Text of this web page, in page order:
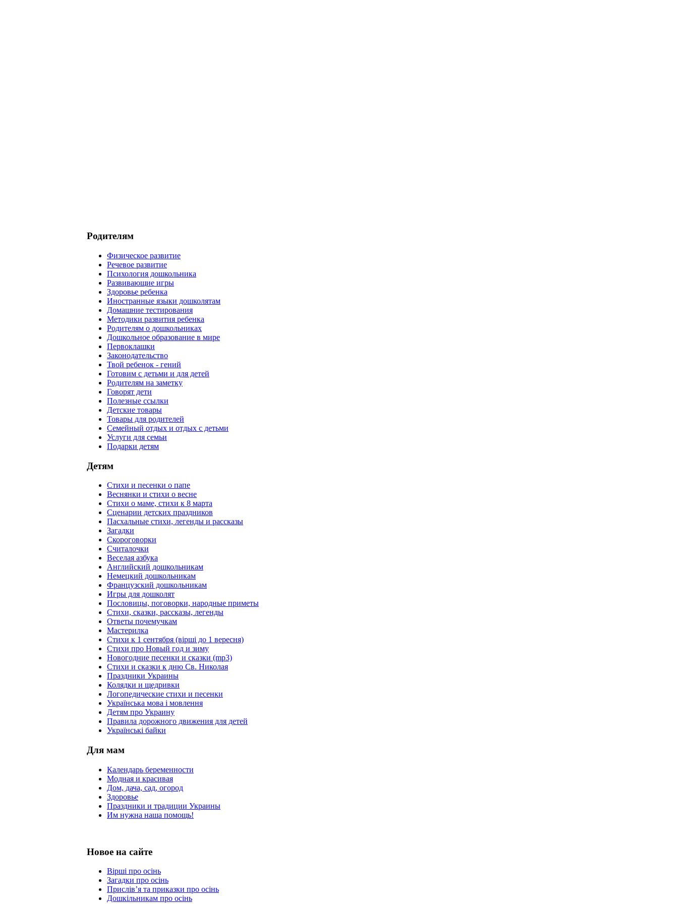
Родителям
Физическое развитие
Речевое развитие
Психология дошкольника
Развивающие игры
Здоровье ребенка
Иностранные языки дошколятам
Домашние тестирования
Методики развития ребенка
Родителям о дошкольниках
Дошкольное образование в мире
Первоклашки
Законодательство
Твой ребенок - гений
Готовим с детьми и для детей
Родителям на заметку
Говорят дети
Полезные ссылки
Детские товары
Товары для родителей
Семейный отдых и отдых с детьми
Услуги для семьи
Подарки детям
Детям
Стихи и песенки о папе
Веснянки и стихи о весне
Стихи о маме, стихи к 8 марта
Сценарии детских праздников
Пасхальные стихи, легенды и рассказы
Загадки
Скороговорки
Считалочки
Веселая азбука
Английский дошкольникам
Немецкий дошкольникам
Французский дошкольникам
Игры для дошколят
Пословицы, поговорки, народные приметы
Стихи, сказки, рассказы, легенды
Ответы почемучкам
Мастерилка
Стихи к 1 сентября (вірші до 1 вересня)
Стихи про Новый год и зиму
Новогодние песенки и сказки (mp3)
Стихи и сказки к дню Св. Николая
Праздники Украины
Колядки и щедривки
Логопедические стихи и песенки
Українська мова і мовлення
Детям про Украину
Правила дорожного движения для детей
Українські байки
Для мам
Календарь беременности
Модная и красивая
Дом, дача, сад, огород
Здоровье
Праздники и традиции Украины
Им нужна наша помощь!
Новое на сайте
Вірші про осінь
Загадки про осінь
Прислів’я та приказки про осінь
Дошкільникам про осінь